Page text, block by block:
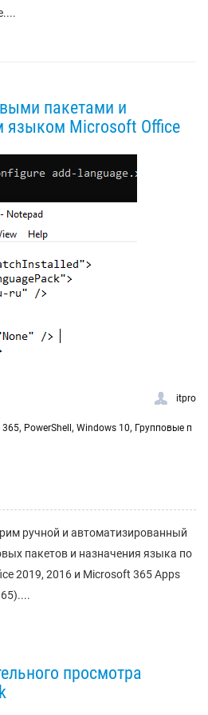
пакетами и
языком Microsoft Office
itpro
365, PowerShell , Windows 10, Групповые п
ручной и автоматизированный
пакетов и назначения языка по
2019, 2016 и Microsoft 365 Apps
просмотра